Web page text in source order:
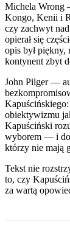
Michela Wrong
Kongo, Kenii i
czy zachwyt
opierał się
opis był piękny,
kontynent zbyt
John Pilger —
obiektywizmu
Kapuściński
wyborem — i
którzy nie mają
Tekst nie
to, czy
za wartą